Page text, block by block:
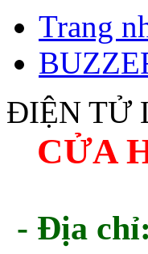
Trang
ĐIỆN TỬ
CỬA
- Địa